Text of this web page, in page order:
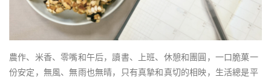
農作、米香、零嘴和午后，讀書、上班、休憩和團圓，一口脆菓一
份安定，無風、無雨也無晴，只有真摯和真切的相映，生活總是平